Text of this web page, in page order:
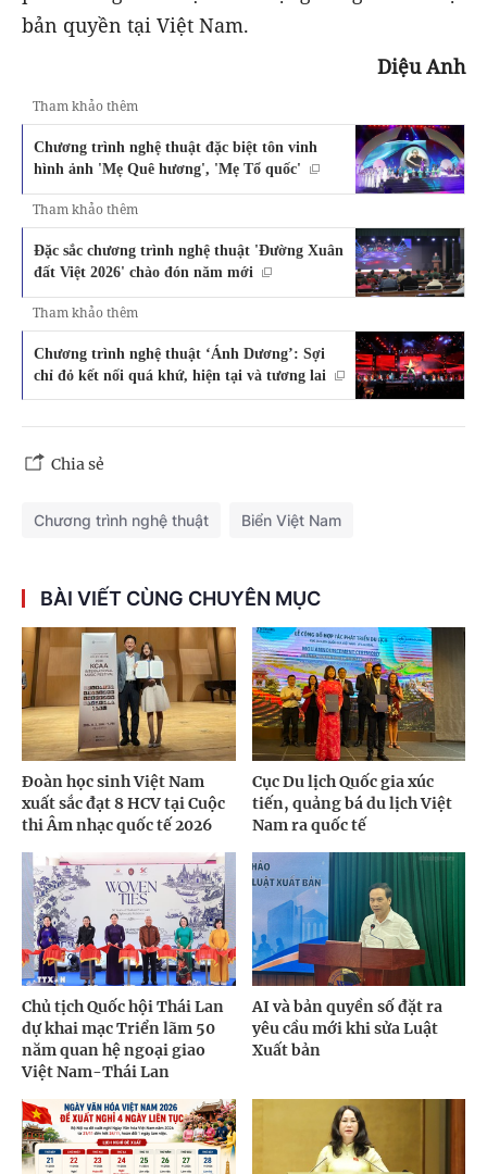
bản quyền tại Việt Nam.
Diệu Anh
Tham khảo thêm
Chương trình nghệ thuật đặc biệt tôn vinh
hình ảnh 'Mẹ Quê hương', 'Mẹ Tổ quốc'
Tham khảo thêm
Đặc sắc chương trình nghệ thuật 'Đường Xuân
đất Việt 2026' chào đón năm mới
Tham khảo thêm
Chương trình nghệ thuật ‘Ánh Dương’: Sợi
chỉ đỏ kết nối quá khứ, hiện tại và tương lai
Chia sẻ
Chương trình nghệ thuật Biển Việt Nam
BÀI VIẾT CÙNG CHUYÊN MỤC
Đoàn học sinh Việt Nam
xuất sắc đạt 8 HCV tại Cuộc
thi Âm nhạc quốc tế 2026
Cục Du lịch Quốc gia xúc
tiến, quảng bá du lịch Việt
Nam ra quốc tế
Chủ tịch Quốc hội Thái Lan
dự khai mạc Triển lãm 50
năm quan hệ ngoại giao
Việt Nam-Thái Lan
AI và bản quyền số đặt ra
yêu cầu mới khi sửa Luật
Xuất bản